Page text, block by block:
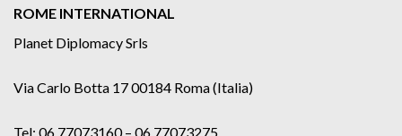
ROME INTERNATIONAL
Planet Diplomacy Srls
Via Carlo Botta 17 00184 Roma (Italia)
Tel: 06 77073160 – 06 77073275